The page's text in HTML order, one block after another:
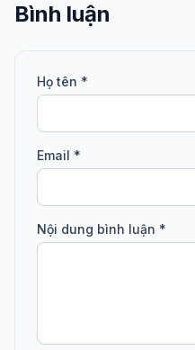
Bình luận
Họ tên *
Email *
Nội dung bình luận *